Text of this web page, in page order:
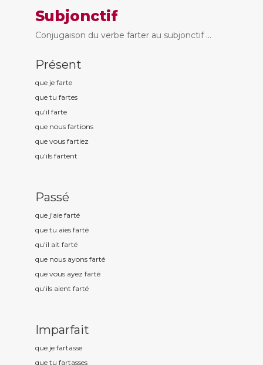
Subjonctif
Conjugaison du verbe farter au subjonctif ...
Présent
que je farte
que tu fartes
qu'il farte
que nous fartions
que vous fartiez
qu'ils fartent
Passé
que j'aie farté
que tu aies farté
qu'il ait farté
que nous ayons farté
que vous ayez farté
qu'ils aient farté
Imparfait
que je fartasse
que tu fartasses